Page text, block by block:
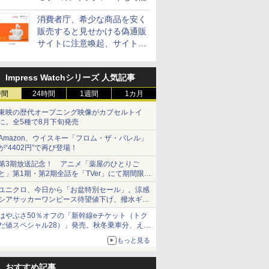
消費者庁、希少な商品を安く
販売すると見せかける偽通販
サイトに注意喚起、サイト名
Impress Watchシリーズ 人気記事
24時間 1週間 1カ月
映の歴代オープニング映像がカプセルトイ
。全5種で8月下旬発売
、ウイスキー「フロム・ザ・バレル」
“4402円”で再び登場！
3期放送記念！ アニメ「薬屋のひとりご
」第1期・第2期全話を「TVer」にて期間限定
順次無料配信開始
ニクロ、今日から「お盆特別セール」。涼感
アサッカーワンピース待望値下げ、撥水ギア
ョーツは1990円に
やぶさ50％オフの「新幹線eチケット（トク
値スペシャル28）」発売。秋冬乗車分、えき
もっと見る